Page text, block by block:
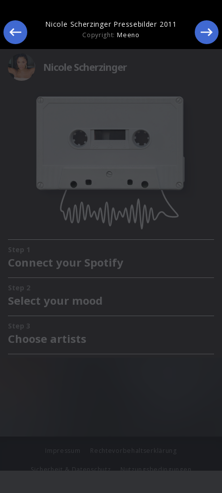
Impressum Rechtevorbehaltserklärung
Sicherheit & Datenschutz Nutzungsbedingungen
Nicole Scherzinger Pressebilder 2011
Copyright:Meeno